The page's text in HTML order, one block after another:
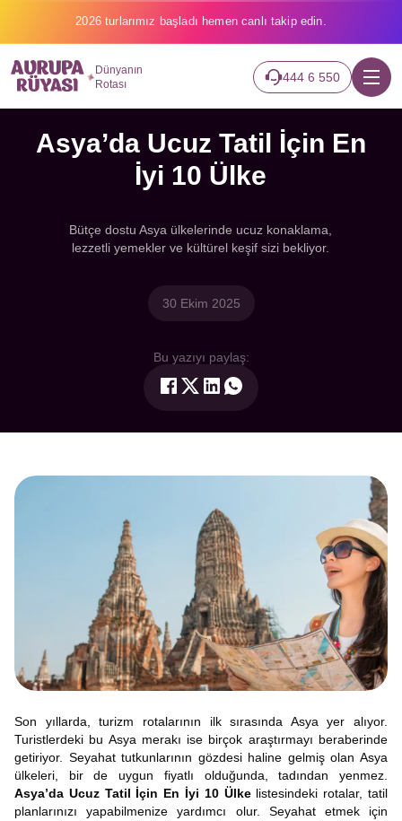
2026 turlarımız başladı hemen canlı takip edin.
Dünyanın
Rotası
444 6 550
Asya’da Ucuz Tatil İçin En
İyi 10 Ülke
Bütçe dostu Asya ülkelerinde ucuz konaklama,
lezzetli yemekler ve kültürel keşif sizi bekliyor.
30 Ekim 2025
Bu yazıyı paylaş:
Son yıllarda, turizm rotalarının ilk sırasında Asya yer alıyor.
Turistlerdeki bu Asya merakı ise birçok araştırmayı beraberinde
getiriyor. Seyahat tutkunlarının gözdesi haline gelmiş olan Asya
ülkeleri, bir de uygun fiyatlı olduğunda, tadından yenmez.
Asya’da Ucuz Tatil İçin En İyi 10 Ülke listesindeki rotalar, tatil
planlarınızı yapabilmenize yardımcı olur. Seyahat etmek için